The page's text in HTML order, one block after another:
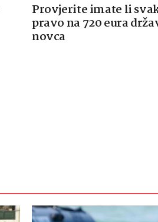
Provjerite imate li
pravo na 720 eura
novca